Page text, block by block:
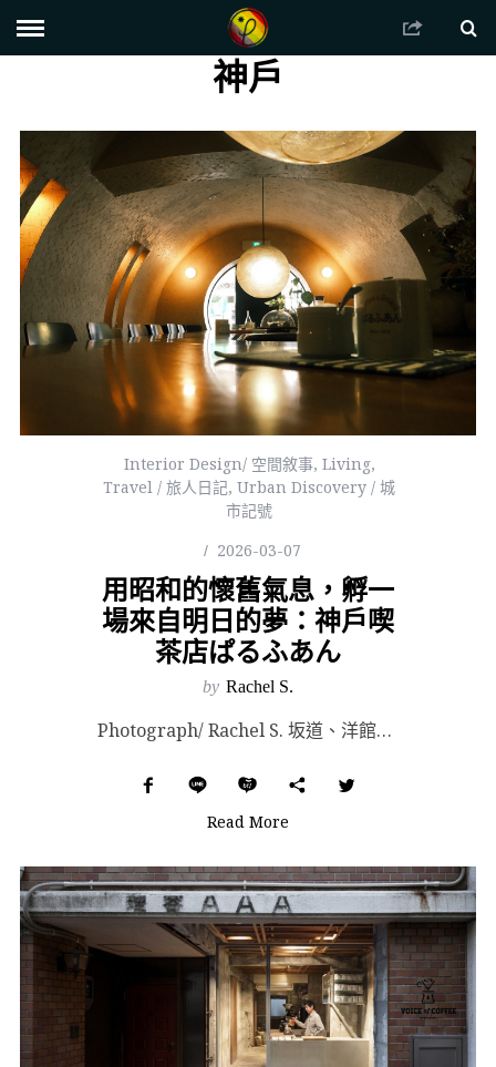
神戶
Interior Design/ 空間敘事, Living,
Travel / 旅人日記,Urban Discovery / 城
市記號
2026-03-07
用昭和的懷舊氣息，孵一
場來自明日的夢：神戶喫
茶店ぱるふあん
by Rachel S.
Photograph/ Rachel S. 坂道、洋館、粼粼波光遙映著山林，往往是外地人對神戶港灣的...
Read More